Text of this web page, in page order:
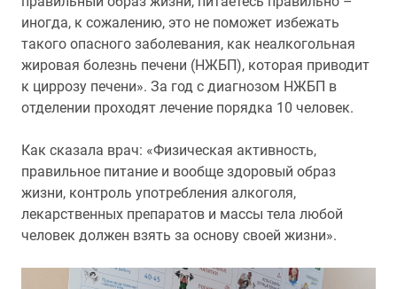
иногда, к сожалению, это не поможет избежать
такого опасного заболевания, как неалкогольная
жировая болезнь печени (НЖБП), которая приводит
к циррозу печени». За год с диагнозом НЖБП в
отделении проходят лечение порядка 10 человек.
Как сказала врач: «Физическая активность,
правильное питание и вообще здоровый образ
жизни, контроль употребления алкоголя,
лекарственных препаратов и массы тела любой
человек должен взять за основу своей жизни».